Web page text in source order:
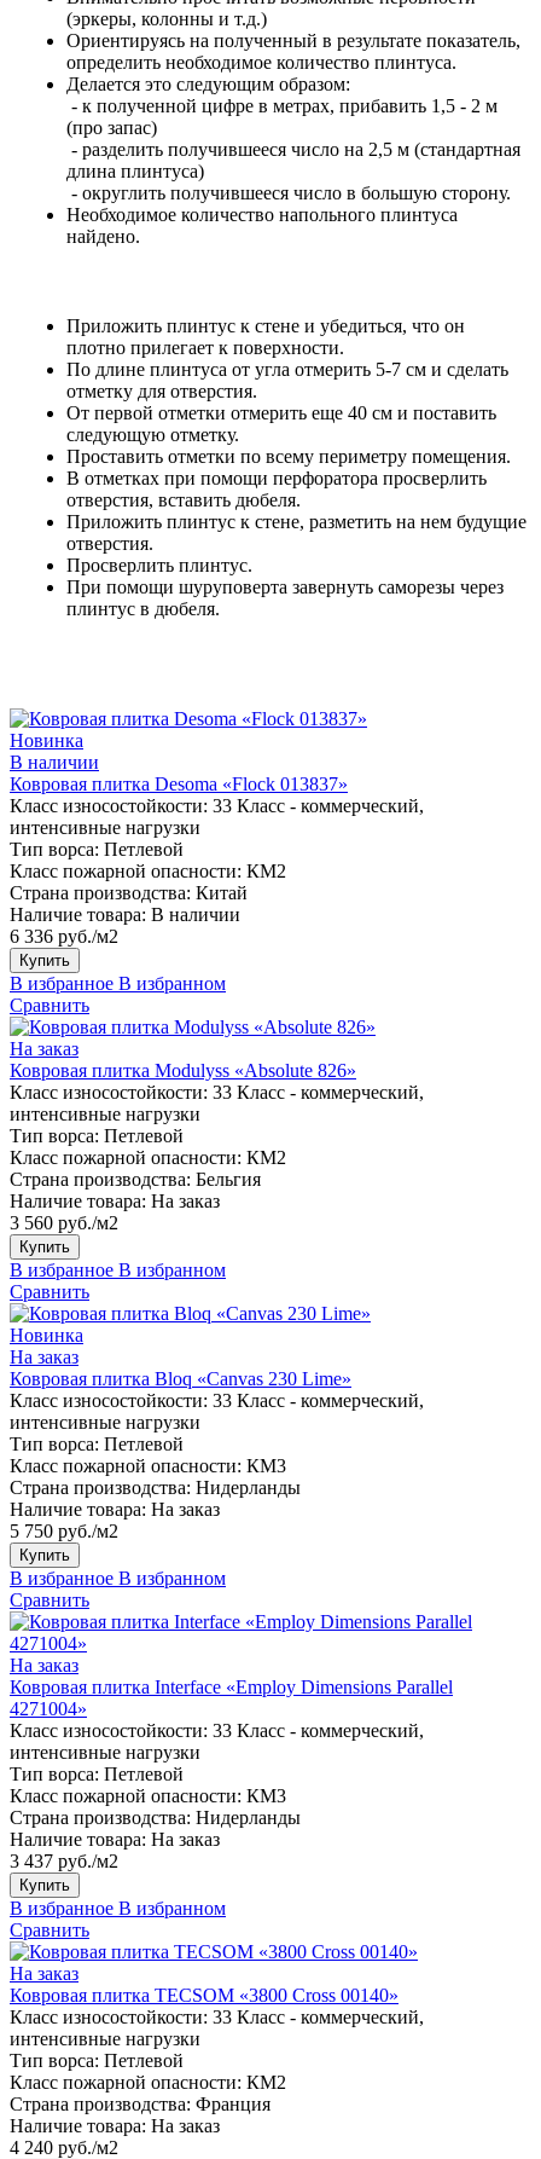
(эркеры, колонны и т.д.)
Ориентируясь на полученный в результате показатель,
определить необходимое количество плинтуса.
Делается это следующим образом:
- к полученной цифре в метрах, прибавить 1,5 - 2 м
(про запас)
- разделить получившееся число на 2,5 м (стандартная
длина плинтуса)
- округлить получившееся число в большую сторону.
Необходимое количество напольного плинтуса
найдено.
Приложить плинтус к стене и убедиться, что он
плотно прилегает к поверхности.
По длине плинтуса от угла отмерить 5-7 см и сделать
отметку для отверстия.
От первой отметки отмерить еще 40 см и поставить
следующую отметку.
Проставить отметки по всему периметру помещения.
В отметках при помощи перфоратора просверлить
отверстия, вставить дюбеля.
Приложить плинтус к стене, разметить на нем будущие
отверстия.
Просверлить плинтус.
При помощи шуруповерта завернуть саморезы через
плинтус в дюбеля.
Новинка
В наличии
Ковровая плитка Desoma «Flock 013837»
Класс износостойкости: 33 Класс - коммерческий,
интенсивные нагрузки
Тип ворса: Петлевой
Класс пожарной опасности: КМ2
Страна производства: Китай
Наличие товара: В наличии
6 336 руб./м2
Купить
В избранное В избранном
Сравнить
На заказ
Ковровая плитка Modulyss «Absolute 826»
Класс износостойкости: 33 Класс - коммерческий,
интенсивные нагрузки
Тип ворса: Петлевой
Класс пожарной опасности: КМ2
Страна производства: Бельгия
Наличие товара: На заказ
3 560 руб./м2
Купить
В избранное В избранном
Сравнить
Новинка
На заказ
Ковровая плитка Bloq «Canvas 230 Lime»
Класс износостойкости: 33 Класс - коммерческий,
интенсивные нагрузки
Тип ворса: Петлевой
Класс пожарной опасности: КМ3
Страна производства: Нидерланды
Наличие товара: На заказ
5 750 руб./м2
Купить
В избранное В избранном
Сравнить
На заказ
Ковровая плитка Interface «Employ Dimensions Parallel
4271004»
Класс износостойкости: 33 Класс - коммерческий,
интенсивные нагрузки
Тип ворса: Петлевой
Класс пожарной опасности: КМ3
Страна производства: Нидерланды
Наличие товара: На заказ
3 437 руб./м2
Купить
В избранное В избранном
Сравнить
На заказ
Ковровая плитка TECSOM «3800 Cross 00140»
Класс износостойкости: 33 Класс - коммерческий,
интенсивные нагрузки
Тип ворса: Петлевой
Класс пожарной опасности: КМ2
Страна производства: Франция
Наличие товара: На заказ
4 240 руб./м2